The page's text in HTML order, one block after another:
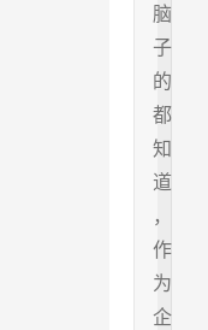
脑
子
的
都
知
道
，
作
为
企